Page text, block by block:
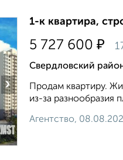
›
1-к квартира,
5 727 600 ₽
Свердловский
Продам квартиру.
из-за разнообразия
Агентство,